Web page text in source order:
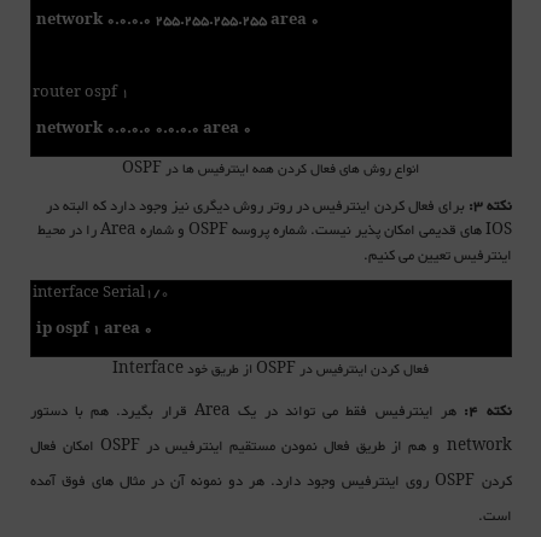
network 0.0.0.0 255.255.255.255 area 0
router ospf 1
network 0.0.0.0 0.0.0.0 area 0
انواع روش های فعال کردن همه اینترفیس ها در OSPF
نکته 3: برای فعال کردن اینترفیس در روتر روش دیگری نیز وجود دارد که البته در
IOSهای قدیمی امکان پذیر نیست. شماره پروسهOSPF و شمارهAreaرا در محیط
اینترفیس تعیین می کنیم.
interface Serial1/0
ip ospf 1 area 0
فعال کردن اینترفیس در OSPF از طریق خود Interface
نکته 4: هر اینترفیس فقط می تواند در یکArea قرار بگیرد. هم با دستور
network و هم از طریق فعال نمودن مستقیم اینترفیس در OSPF امکان فعال
کردن
روی اینترفیس وجود دارد. هر دو نمونه آن در مثال های فوق آمده
است.